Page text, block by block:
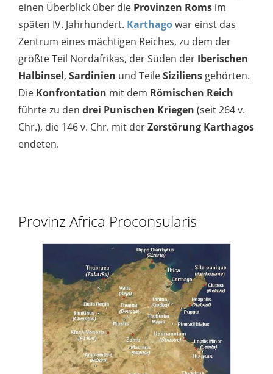
einen Überblick über die Provinzen Roms im
späten IV. Jahrhundert. Karthagowar einst das
Zentrum eines mächtigen Reiches, zu dem der
größte Teil Nordafrikas, der Süden der Iberischen
Halbinsel, Sardinien und TeileSiziliensgehörten.
Die Konfrontation mit dem Römischen Reich
führte zu den drei Punischen Kriegen (seit 264 v.
Chr.), die 146 v. Chr. mit derZerstörung Karthagos
endeten.
Provinz Africa Proconsularis